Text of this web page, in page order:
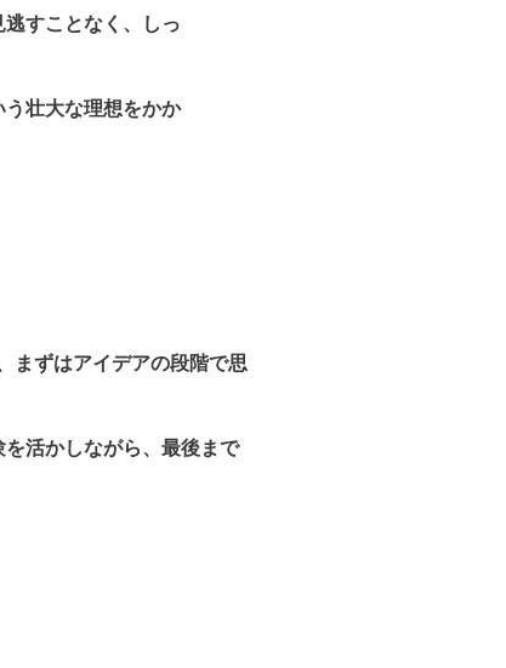
すことなく、しっ
壮大な理想をかか
まずはアイデアの段階で思
活かしながら、最後まで